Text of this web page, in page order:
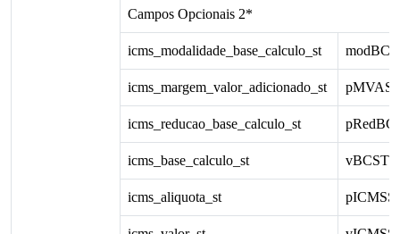
Campos Opcionais 2*
icms_modalidade_base_calculo_st
icms_margem_valor_adicionado_st
icms_reducao_base_calculo_st
icms_base_calculo_st vBCST
icms_aliquota_st